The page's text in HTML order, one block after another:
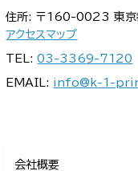
住所: 〒160-0023 東京
アクセスマップ
TEL:03-3369-7120
EMAIL: info@k-1-
会社概要